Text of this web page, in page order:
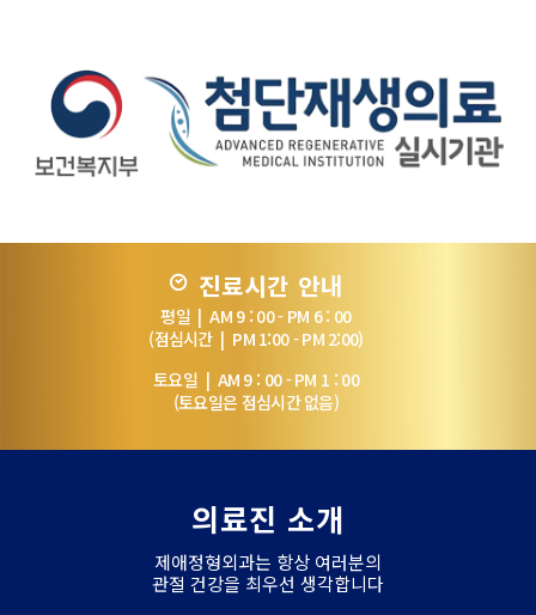
3. 개인정보의 보유 및 이용기간
개인정보의 보유 및 이용 기간은 해지(탈퇴를 포함)시까지입니다.
거부 시에는 서비스가 제한됩니다.
진료시간 안내
평일 | AM 9 : 00 - PM 6 : 00
(점심시간 | PM 1:00 - PM 2:00)
토요일 | AM 9 : 00 - PM 1 : 00
(토요일은 점심시간 없음)
의료진 소개
제애정형외과는 항상 여러분의
관절 건강을 최우선 생각합니다